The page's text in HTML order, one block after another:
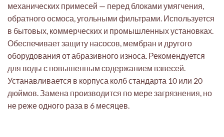
механических примесей — перед блоками умягчения,
обратного осмоса, угольными фильтрами. Используется
в бытовых, коммерческих и промышленных установках.
Обеспечивает защиту насосов, мембран и другого
оборудования от абразивного износа. Рекомендуется
для воды с повышенным содержанием взвесей.
Устанавливается в корпуса колб стандарта 10 или 20
дюймов. Замена производится по мере загрязнения, но
не реже одного раза в 6 месяцев.